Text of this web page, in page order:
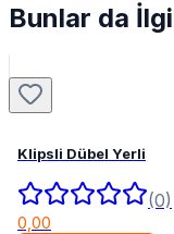
Bunlar da
Klipsli Dübel Yerli
(0)
0,00